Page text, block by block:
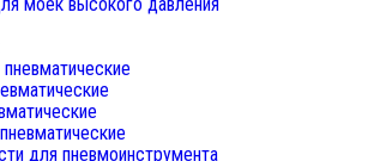
для пневмоинструмента